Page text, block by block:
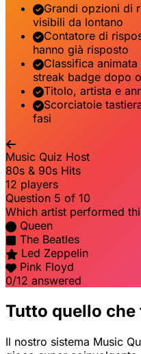
Grandi opzioni di
visibili da lontano
Contatore di
hanno già risposto
Classifica
streak badge dopo
Titolo, artista e
Scorciatoie
fasi
Music Quiz Host
80s & 90s Hits
12 players
Question 5 of 10
Which artist performed
Queen
The Beatles
Led Zeppelin
Pink Floyd
0/12 answered
Tutto quello che
Il nostro sistema Music